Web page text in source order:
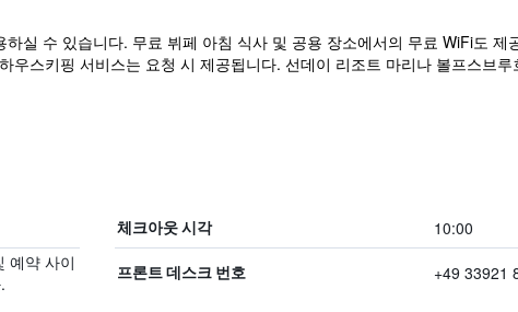
실 수 있습니다. 무료 뷔페 아침 식사 및 공용 장소에서의 무료 WiFi도 제
스키핑 서비스는 요청 시 제공됩니다. 선데이 리조트 마리나 볼프스브루
체크아웃 시각 10:00
예약 사이
프론트 데스크 번호 +49 33921